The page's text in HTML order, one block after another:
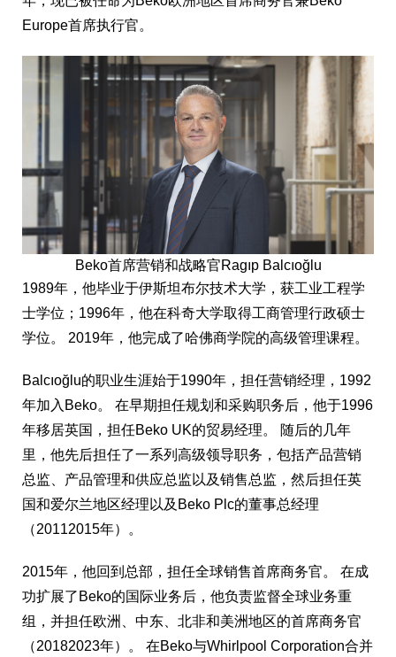
Europe首席执行官。
Beko首席营销和战略官Ragıp Balcıoğlu
1989年，他毕业于伊斯坦布尔技术大学，获工业工程学
士学位；1996年，他在科奇大学取得工商管理行政硕士
学位。 2019年，他完成了哈佛商学院的高级管理课程。
Balcıoğlu的职业生涯始于1990年，担任营销经理，1992
年加入Beko。 在早期担任规划和采购职务后，他于1996
年移居英国，担任Beko UK的贸易经理。 随后的几年
里，他先后担任了一系列高级领导职务，包括产品营销
总监、产品管理和供应总监以及销售总监，然后担任英
国和爱尔兰地区经理以及Beko Plc的董事总经理
（20112015年）。
2015年，他回到总部，担任全球销售首席商务官。 在成
功扩展了Beko的国际业务后，他负责监督全球业务重
组，并担任欧洲、中东、北非和美洲地区的首席商务官
（20182023年）。 在Beko与Whirlpool Corporation合并